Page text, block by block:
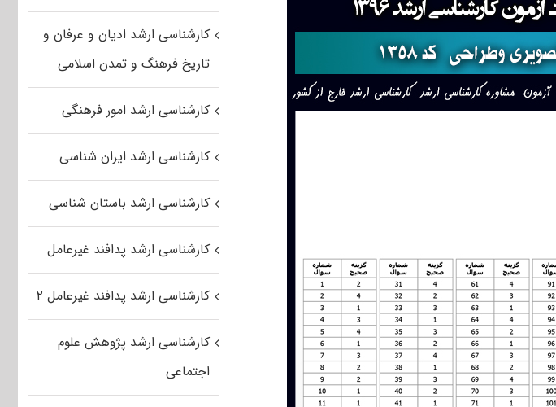
کارشناسی ارشد ادیان و عرفان و
تاریخ فرهنگ و تمدن اسلامی
کارشناسی ارشد امور فرهنگی
کارشناسی ارشد ایران شناسی
کارشناسی ارشد باستان شناسی
کارشناسی ارشد پدافند غیرعامل
کارشناسی ارشد پدافند غیرعامل ۲
کارشناسی ارشد پژوهش علوم
اجتماعی